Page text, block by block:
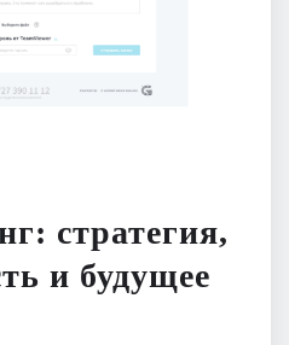
стратегия,
и будущее